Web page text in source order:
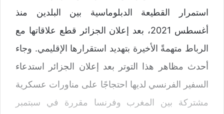
استمرار القطيعة الدبلوماسية بين البلدين منذ
أغسطس 2021، بعد إعلان الجزائر قطع علاقاتها مع
الرباط متهمةً الأخيرة بتهديد استقرارها الإقليمي. وجاء
أحدث مظاهر هذا التوتر بعد إعلان الجزائر استدعاء
السفير الفرنسي لديها احتجاجًا على مناورات عسكرية
مشتركة بين المغرب وفرنسا مقررة في سبتمبر